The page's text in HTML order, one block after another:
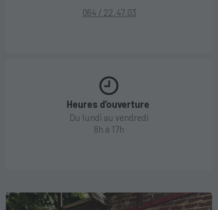
064 / 22.47.03
Heures d’ouverture
Du lundi au vendredi
8h à 17h